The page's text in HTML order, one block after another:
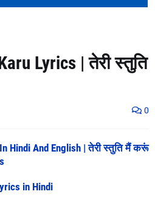
Lyrics | तेरी स्तुति
0
Hindi And English | तेरी स्तुति मैं करूं
in Hindi